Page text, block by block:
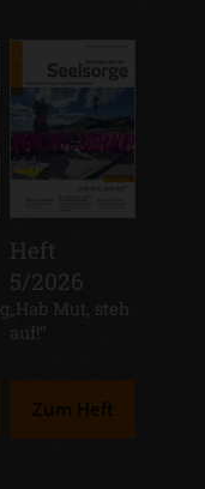
Heft
5/2026
:
„Hab Mut, steh
auf!“
Zum Heft